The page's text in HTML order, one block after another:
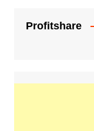
Profitshare